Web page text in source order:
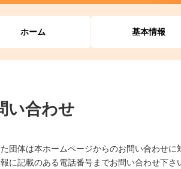
ホーム 基本情報
い合わせ
団体は本ホームページからのお問い合わせに
に記載のある電話番号までお問い合わせ下さ